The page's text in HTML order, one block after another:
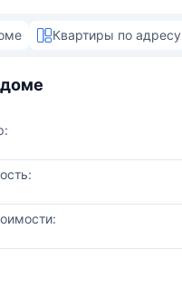
Квартиры по адресу